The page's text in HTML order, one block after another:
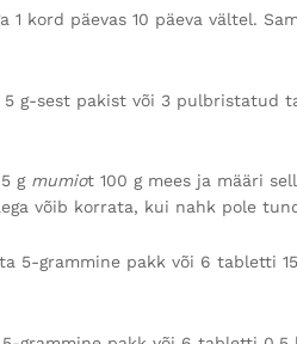
1 kord päevas 10 päeva vältel.
5 g-sest pakist või 3 pulbristatud
g mumiot 100 g mees ja määri
võib korrata, kui nahk pole
5-grammine pakk või 6 tabletti